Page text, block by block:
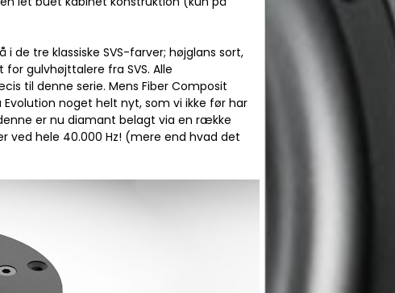
de tre klassiske SVS-farver; højglans sort,
gulvhøjttalere fra SVS. Alle
til denne serie. Mens Fiber Composit
noget helt nyt, som vi ikke før har
er nu diamant belagt via en række
ved hele 40.000 Hz! (mere end hvad det